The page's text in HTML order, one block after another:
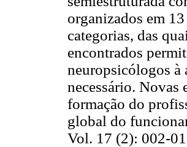
organizados em
categorias, das
encontrados
neuropsicólogos à
necessário. Novas
formação do
global do
Vol. 17 (2): 002-